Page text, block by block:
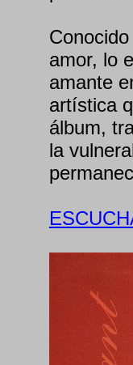
amor, lo
amante
artística
álbum,
la